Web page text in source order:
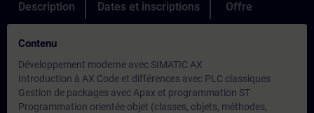
Description Dates et inscriptions Offre
Contenu
Développement moderne avec SIMATIC AX
Introduction à AX Code et différences avec PLC classiques
Gestion de packages avec Apax et programmation ST
Programmation orientée objet (classes, objets, méthodes,